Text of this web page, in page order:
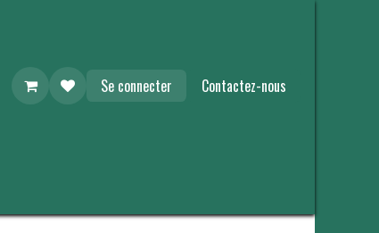
Se connecter Contactez-nous